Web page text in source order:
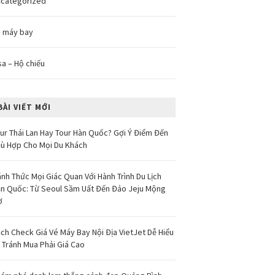
máy bay
– Hộ chiếu
VIẾT MỚI
Thái Lan Hay Tour Hàn Quốc? Gợi Ý Điểm Đến
Hợp Cho Mọi Du Khách
Thức Mọi Giác Quan Với Hành Trình Du Lịch
Quốc: Từ Seoul Sầm Uất Đến Đảo Jeju Mộng
Check Giá Vé Máy Bay Nội Địa VietJet Dễ Hiểu
Tránh Mua Phải Giá Cao